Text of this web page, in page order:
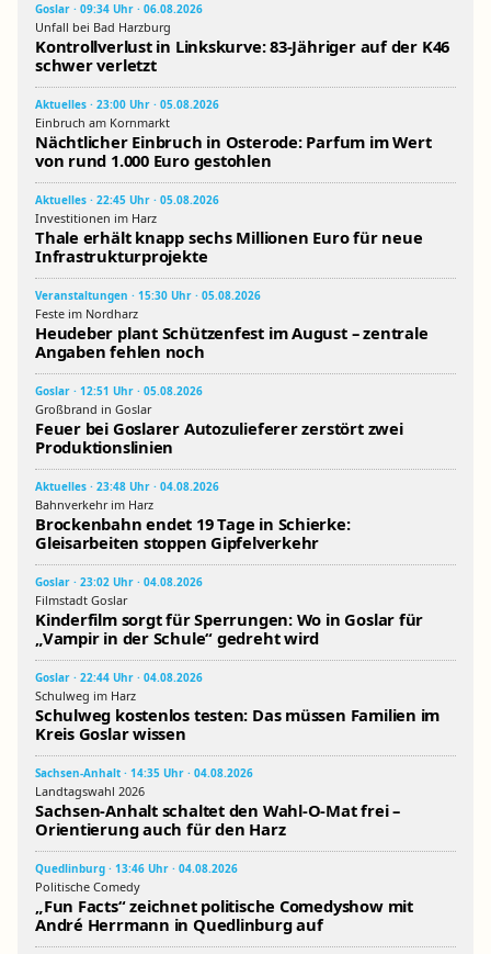
Goslar · 09:34 Uhr · 06.08.2026
Unfall bei Bad Harzburg
Kontrollverlust in Linkskurve: 83-Jähriger auf der K46
schwer verletzt
Aktuelles · 23:00 Uhr · 05.08.2026
Einbruch am Kornmarkt
Nächtlicher Einbruch in Osterode: Parfum im Wert
von rund 1.000 Euro gestohlen
Aktuelles · 22:45 Uhr · 05.08.2026
Investitionen im Harz
Thale erhält knapp sechs Millionen Euro für neue
Infrastrukturprojekte
Veranstaltungen · 15:30 Uhr · 05.08.2026
Feste im Nordharz
Heudeber plant Schützenfest im August – zentrale
Angaben fehlen noch
Goslar · 12:51 Uhr · 05.08.2026
Großbrand in Goslar
Feuer bei Goslarer Autozulieferer zerstört zwei
Produktionslinien
Aktuelles · 23:48 Uhr · 04.08.2026
Bahnverkehr im Harz
Brockenbahn endet 19 Tage in Schierke:
Gleisarbeiten stoppen Gipfelverkehr
Goslar · 23:02 Uhr · 04.08.2026
Filmstadt Goslar
Kinderfilm sorgt für Sperrungen: Wo in Goslar für
„Vampir in der Schule“ gedreht wird
Goslar · 22:44 Uhr · 04.08.2026
Schulweg im Harz
Schulweg kostenlos testen: Das müssen Familien im
Kreis Goslar wissen
Sachsen-Anhalt · 14:35 Uhr · 04.08.2026
Landtagswahl 2026
Sachsen-Anhalt schaltet den Wahl-O-Mat frei –
Orientierung auch für den Harz
Quedlinburg · 13:46 Uhr · 04.08.2026
Politische Comedy
„Fun Facts“ zeichnet politische Comedyshow mit
André Herrmann in Quedlinburg auf